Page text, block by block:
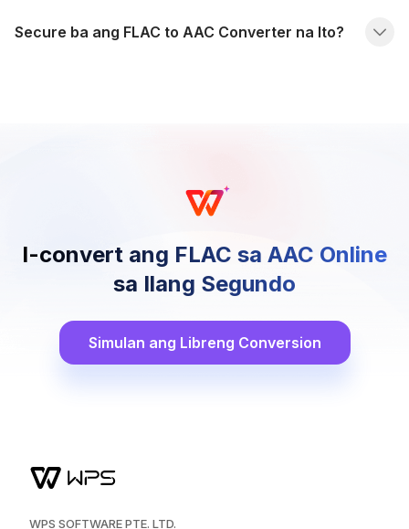
Secure ba ang FLAC to AAC Converter na Ito?
I-convert ang FLAC sa AAC Online
sa Ilang Segundo
Simulan ang Libreng Conversion
WPS SOFTWARE PTE. LTD.